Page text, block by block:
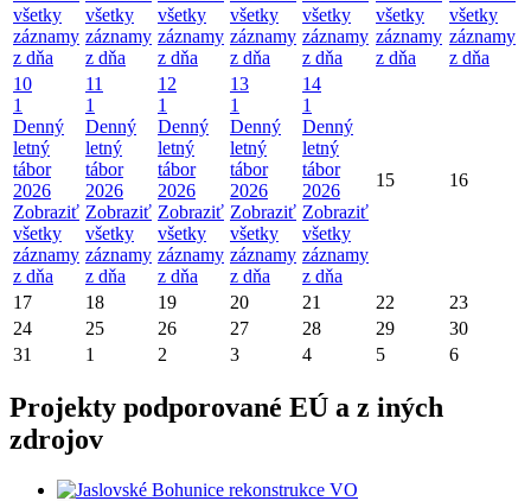
všetky
záznamy
z dňa
všetky
záznamy
z dňa
všetky
záznamy
z dňa
všetky
záznamy
z dňa
všetky
záznamy
z dňa
všetky
záznamy
z dňa
všetky
záznamy
z dňa
10
1
Denný
letný
tábor
2026
Zobraziť
všetky
záznamy
z dňa
11
1
Denný
letný
tábor
2026
Zobraziť
všetky
záznamy
z dňa
12
1
Denný
letný
tábor
2026
Zobraziť
všetky
záznamy
z dňa
13
1
Denný
letný
tábor
2026
Zobraziť
všetky
záznamy
z dňa
14
1
Denný
letný
tábor
2026
Zobraziť
všetky
záznamy
z dňa
15 16
17 18 19 20 21 22
23
24
25 26 27 28 29
30
31
1 2 3 4 5 6
Projekty podporované EÚ a z iných
zdrojov